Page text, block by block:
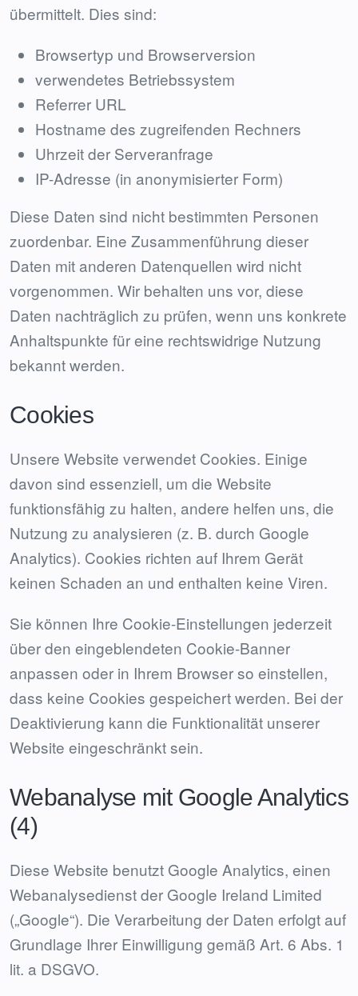
übermittelt. Dies sind:
Browsertyp und Browserversion
verwendetes Betriebssystem
Referrer URL
Hostname des zugreifenden Rechners
Uhrzeit der Serveranfrage
IP-Adresse (in anonymisierter Form)
Diese Daten sind nicht bestimmten Personen
zuordenbar. Eine Zusammenführung dieser
Daten mit anderen Datenquellen wird nicht
vorgenommen. Wir behalten uns vor, diese
Daten nachträglich zu prüfen, wenn uns konkrete
Anhaltspunkte für eine rechtswidrige Nutzung
bekannt werden.
Cookies
Unsere Website verwendet Cookies. Einige
davon sind essenziell, um die Website
funktionsfähig zu halten, andere helfen uns, die
Nutzung zu analysieren (z. B. durch Google
Analytics). Cookies richten auf Ihrem Gerät
keinen Schaden an und enthalten keine Viren.
Sie können Ihre Cookie-Einstellungen jederzeit
über den eingeblendeten Cookie-Banner
anpassen oder in Ihrem Browser so einstellen,
dass keine Cookies gespeichert werden. Bei der
Deaktivierung kann die Funktionalität unserer
Website eingeschränkt sein.
Webanalyse mit Google Analytics
(4)
Diese Website benutzt Google Analytics, einen
Webanalysedienst der Google Ireland Limited
(„Google“). Die Verarbeitung der Daten erfolgt auf
Grundlage Ihrer Einwilligung gemäß Art. 6 Abs. 1
lit. a DSGVO.